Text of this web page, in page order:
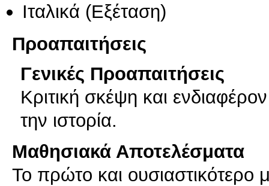
Ιταλικά (Εξέταση)
Προαπαιτήσεις
Γενικές Προαπαιτήσεις
Κριτική σκέψη και
την ιστορία.
Μαθησιακά Αποτελέσματα
Το πρώτο και ουσιαστικότερο